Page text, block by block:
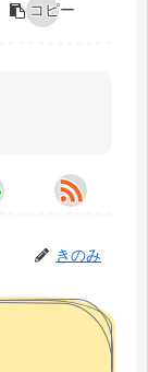
コピー
きのみ